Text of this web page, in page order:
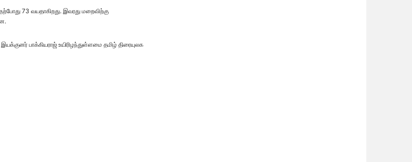
73 வயதாகிறது. இவரது மறைவிற்கு
பாக்கியராஜ் உயிரிழந்துள்ளமை தமிழ் திரையுலக